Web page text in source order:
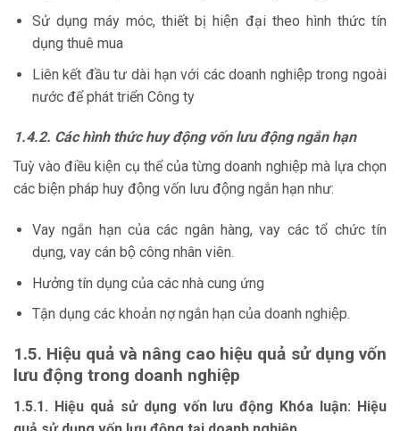
Sử dụng máy móc, thiết bị hiện đại theo hình thức tín
dụng thuê mua
Liên kết đầu tư dài hạn với các doanh nghiệp trong ngoài
nước để phát triển Công ty
1.4.2. Các hình thức huy động vốn lưu động ngắn hạn
Tuỳ vào điều kiện cụ thể của từng doanh nghiệp mà lựa chọn
các biện pháp huy động vốn lưu động ngắn hạn như:
Vay ngắn hạn của các ngân hàng, vay các tổ chức tín
dụng, vay cán bộ công nhân viên.
Hưởng tín dụng của các nhà cung ứng
Tận dụng các khoản nợ ngắn hạn của doanh nghiệp.
1.5. Hiệu quả và nâng cao hiệu quả sử dụng vốn
lưu động trong doanh nghiệp
1.5.1. Hiệu quả sử dụng vốn lưu động Khóa luận: Hiệu